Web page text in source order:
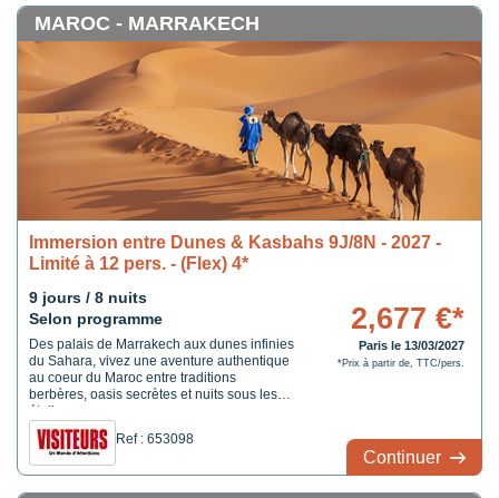
MAROC - MARRAKECH
Immersion entre Dunes & Kasbahs 9J/8N - 2027 -
Limité à 12 pers. - (Flex) 4*
9 jours / 8 nuits
Selon programme
Des palais de Marrakech aux dunes infinies
du Sahara, vivez une aventure authentique
au coeur du Maroc entre traditions
berbères, oasis secrètes et nuits sous les
étoiles.
Ref : 653098
2,677 €*
Paris le 13/03/2027
*Prix à partir de, TTC/pers.
Continuer